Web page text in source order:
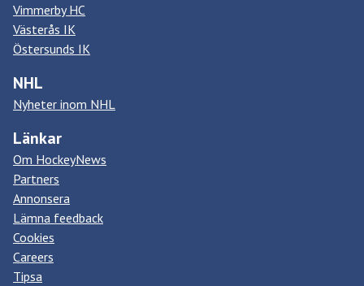
Vimmerby HC
Västerås IK
Östersunds IK
NHL
Nyheter inom NHL
Länkar
Om HockeyNews
Partners
Annonsera
Lämna feedback
Cookies
Careers
Tipsa